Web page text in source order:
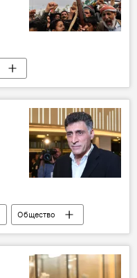
Общество
артист